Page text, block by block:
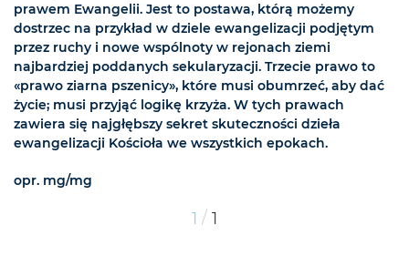
prawem Ewangelii. Jest to postawa, którą możemy
dostrzec na przykład w dziele ewangelizacji podjętym
przez ruchy i nowe wspólnoty w rejonach ziemi
najbardziej poddanych sekularyzacji. Trzecie prawo to
«prawo ziarna pszenicy», które musi obumrzeć, aby dać
życie; musi przyjąć logikę krzyża. W tych prawach
zawiera się najgłębszy sekret skuteczności dzieła
ewangelizacji Kościoła we wszystkich epokach.
opr. mg/mg
1 / 1